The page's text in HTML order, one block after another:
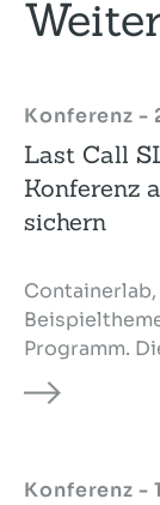
Konferenz -
Last Call
Konferenz
sichern
Programm.
Konferenz -